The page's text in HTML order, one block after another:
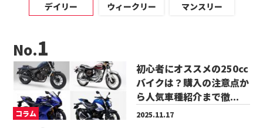
デイリー ウィークリー マンスリー
No.
コラム
初心者にオススメの250cc
バイクは？購入の注意点か
ら人気車種紹介まで徹...
2025.11.17